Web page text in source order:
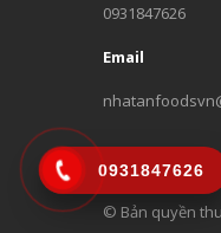
0931847626
Email
© Bản quyền
0931847626